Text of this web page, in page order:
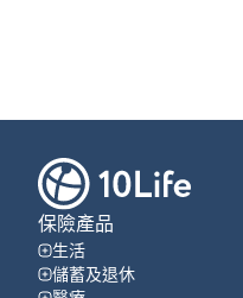
保險產品
生活
儲蓄及退休